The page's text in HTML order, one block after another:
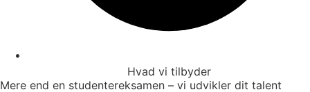
Hvad vi tilbyder
Mere end en studentereksamen – vi udvikler dit talent